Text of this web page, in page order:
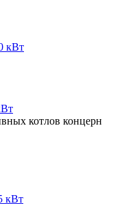
котлов концерн